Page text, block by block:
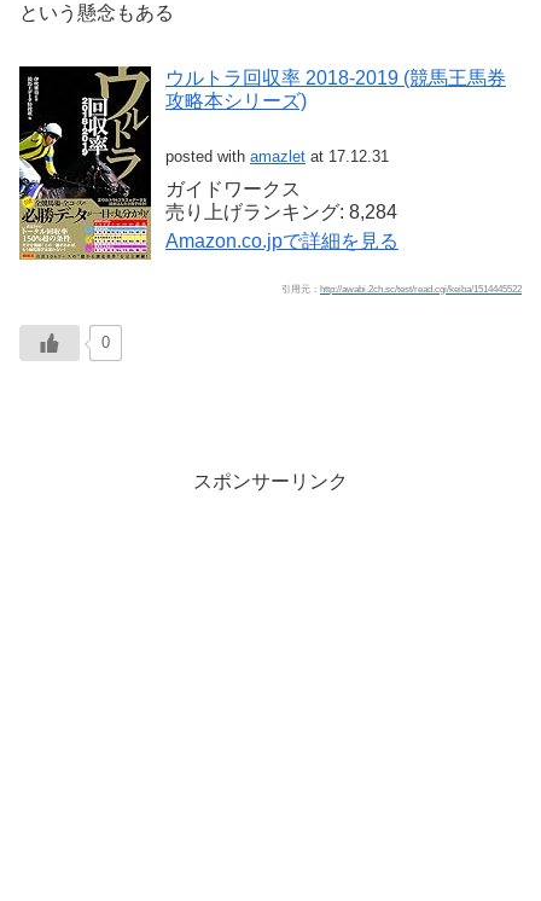
という懸念もある
ウルトラ回収率 2018-2019 (競馬王馬券
攻略本シリーズ)
posted with amazlet at 17.12.31
ガイドワークス
売り上げランキング: 8,284
Amazon.co.jpで詳細を見る
引用元： http://awabi.2ch.sc/test/read.cgi/keiba/1514445522
0
スポンサーリンク